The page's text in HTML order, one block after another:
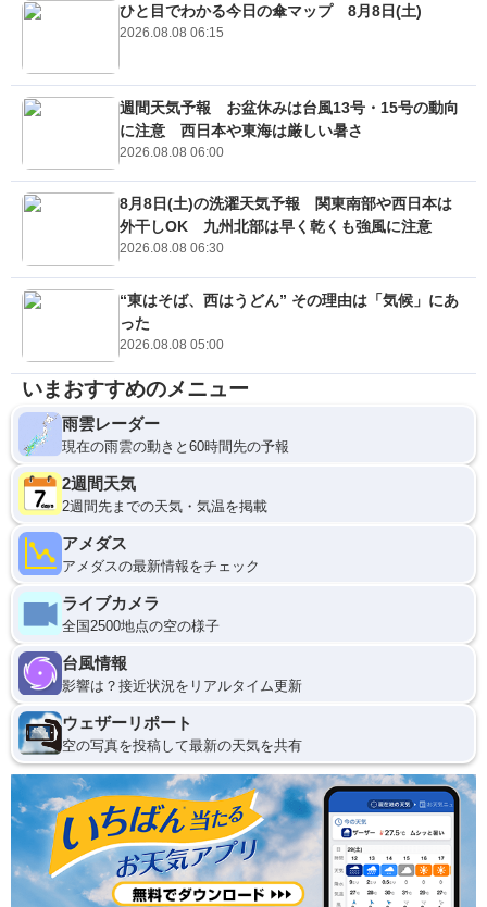
ひと目でわかる今日の傘マップ 8月8日(土)
2026.08.08 06:15
週間天気予報 お盆休みは台風13号・15号の動向
に注意 西日本や東海は厳しい暑さ
2026.08.08 06:00
8月8日(土)の洗濯天気予報 関東南部や西日本は
外干しOK 九州北部は早く乾くも強風に注意
2026.08.08 06:30
“東はそば、西はうどん” その理由は「気候」にあ
った
2026.08.08 05:00
いまおすすめのメニュー
雨雲レーダー
現在の雨雲の動きと60時間先の予報
2週間天気
2週間先までの天気・気温を掲載
アメダス
アメダスの最新情報をチェック
ライブカメラ
全国2500地点の空の様子
台風情報
影響は？接近状況をリアルタイム更新
ウェザーリポート
空の写真を投稿して最新の天気を共有